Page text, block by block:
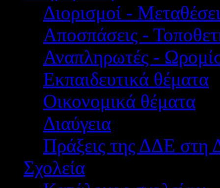
Διορισμοί -
Αποσπάσεις -
Αναπληρωτές -
Εκπαιδευτικά θέματα
Οικονομικά θέματα
Διαύγεια
Πράξεις της ΔΔΕ στη
Σχολεία